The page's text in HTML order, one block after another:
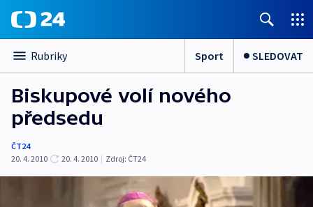
Rubriky Sport SLEDOVAT
Biskupové volí nového
předsedu
ČT24
20. 4. 2010
20. 4. 2010 | Zdroj: ČT24